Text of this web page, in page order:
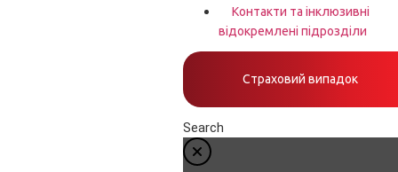
Контакти та інклюзивні
відокремлені підрозділи
Страховий випадок
Search